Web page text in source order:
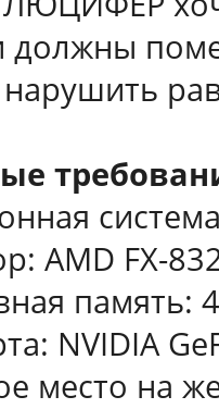
должны
нарушить
AMD FX-
память:
NVIDIA
место на